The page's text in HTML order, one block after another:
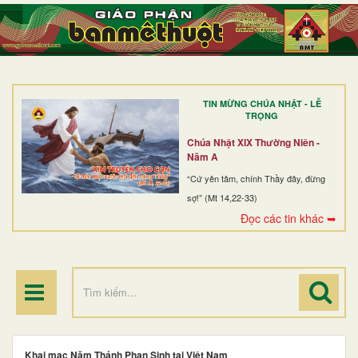
TIN MỪNG CHÚA NHẬT - LỄ
TRỌNG
Chúa Nhật XIX Thường Niên -
Năm A
“Cứ yên tâm, chính Thầy đây, đừng
sợ!” (Mt 14,22-33)
Đọc các tin khác ➥
TRANG NHẤT
GIỚI THIỆU
DÒNG TU
BAN MỤC VỤ
ĐOÀN THỂ CG
ĐIỂM HÀNH HƯƠNG
Khai mạc Năm Thánh Phan Sinh tại Việt Nam